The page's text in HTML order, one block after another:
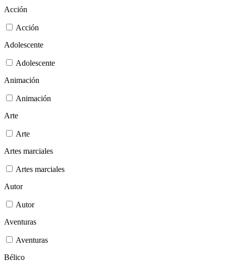
Acción
Acción
Adolescente
Adolescente
Animación
Animación
Arte
Arte
Artes marciales
Artes marciales
Autor
Autor
Aventuras
Aventuras
Bélico